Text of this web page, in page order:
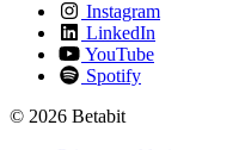
Instagram
LinkedIn
YouTube
Spotify
© 2026 Betabit